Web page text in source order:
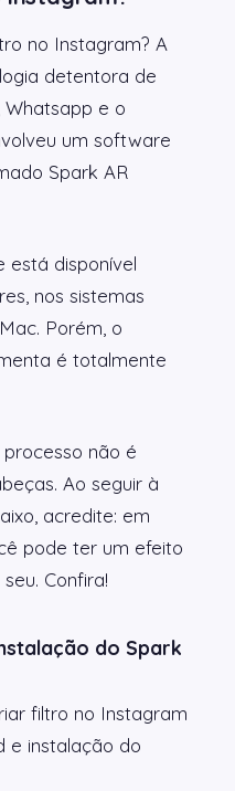
no Instagram? A
detentora de
e o
um software
Spark AR
está disponível
nos sistemas
Porém, o
é totalmente
não é
Ao seguir à
acredite: em
pode ter um efeito
Confira!
do Spark
filtro no Instagram
e instalação do